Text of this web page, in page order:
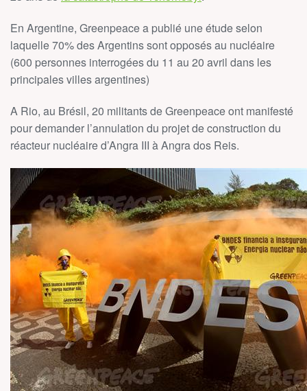
En Argentine, Greenpeace a publié une étude selon
laquelle 70% des Argentins sont opposés au nucléaire
(600 personnes interrogées du 11 au 20 avril dans les
principales villes argentines)
A Rio, au Brésil, 20 militants de Greenpeace ont manifesté
pour demander l’annulation du projet de construction du
réacteur nucléaire d’Angra III à Angra dos Reis.